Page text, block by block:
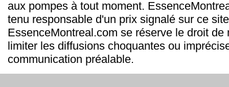
aux pompes à tout moment.
tenu responsable d'un prix signalé sur ce
EssenceMontreal.com se réserve le droit de
limiter les diffusions choquantes ou
communication préalable.